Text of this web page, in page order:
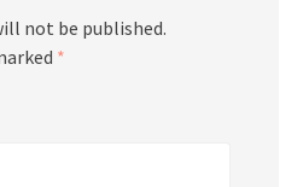
not be published.
*